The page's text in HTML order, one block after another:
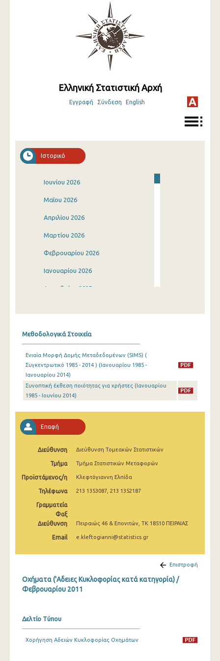
Ελληνική Στατιστική Αρχή
Εγγραφή Σύνδεση English
Ιστορικό
Ιουνίου 2026
Μαΐου 2026
Απριλίου 2026
Μαρτίου 2026
Φεβρουαρίου 2026
Ιανουαρίου 2026
Δεκεμβρίου 2025
Αυγούστου 2025
Ιουλίου 2025
Ιουνίου 2025
Μαΐου 2025
Απριλίου 2025
Μαρτίου 2025
Φεβρουαρίου 2025
Ιανουαρίου 2025
Δεκεμβρίου 2024
Νοεμβρίου 2024
Οκτωβρίου 2024
Σεπτεμβρίου 2024
Ιουλίου 2024
Απριλίου 2024
Μεθοδολογικά Στοιχεία
Ενιαία Μορφή Δομής Μεταδεδομένων (SIMS) (
Συγκεντρωτικό 1985 - 2014 ) (Ιανουαρίου 1985 -
Ιανουαρίου 2014)
Συνοπτική έκθεση ποιότητας για χρήστες (Ιανουαρίου
1985 - Ιουνίου 2014)
Επαφή
Διεύθυνση Διεύθυνση Τομεακών Στατιστικών
Τμήμα Τμήμα Στατιστικών Μεταφορών
Προϊστάμενος/η Κλεφτόγιαννη Ελπίδα
Τηλέφωνα 213 1353087, 213 1352187
Γραμματεία
Φαξ
Διεύθυνση
Πειραιώς 46 & Επονιτών, ΤΚ 18510 ΠΕΙΡΑΙΑΣ
Email e.kleftogianni@statistics.gr
Επιστροφή
Οχήματα ('Αδειες Κυκλοφορίας κατά κατηγορία) /
Φεβρουαρίου 2011
Δελτίο Τύπου
Χορήγηση Αδειών Κυκλοφορίας Οχημάτων